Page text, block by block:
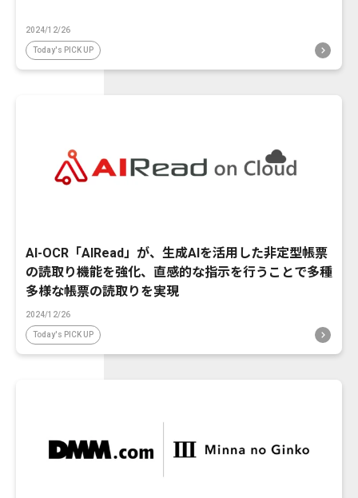
2024/12/26
Today's PICK UP
AI-OCR「AIRead」が、生成AIを活用した非定型帳票
の読取り機能を強化、直感的な指示を行うことで多種
多様な帳票の読取りを実現
2024/12/26
Today's PICK UP